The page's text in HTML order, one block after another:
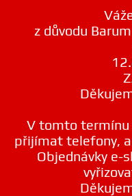
z důvodu
V tomto
přijímat telefony,
Objednávky e-